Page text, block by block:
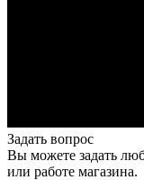
Задать вопрос
Вы можете задать
или работе магазина.